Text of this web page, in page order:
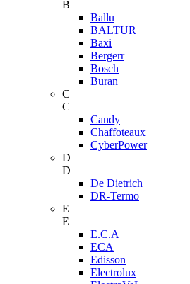
B
Ballu
BALTUR
Baxi
Bergerr
Bosch
Buran
C
C
Candy
Chaffoteaux
CyberPower
D
D
De Dietrich
DR-Termo
E
E
E.C.A
ECA
Edisson
Electrolux